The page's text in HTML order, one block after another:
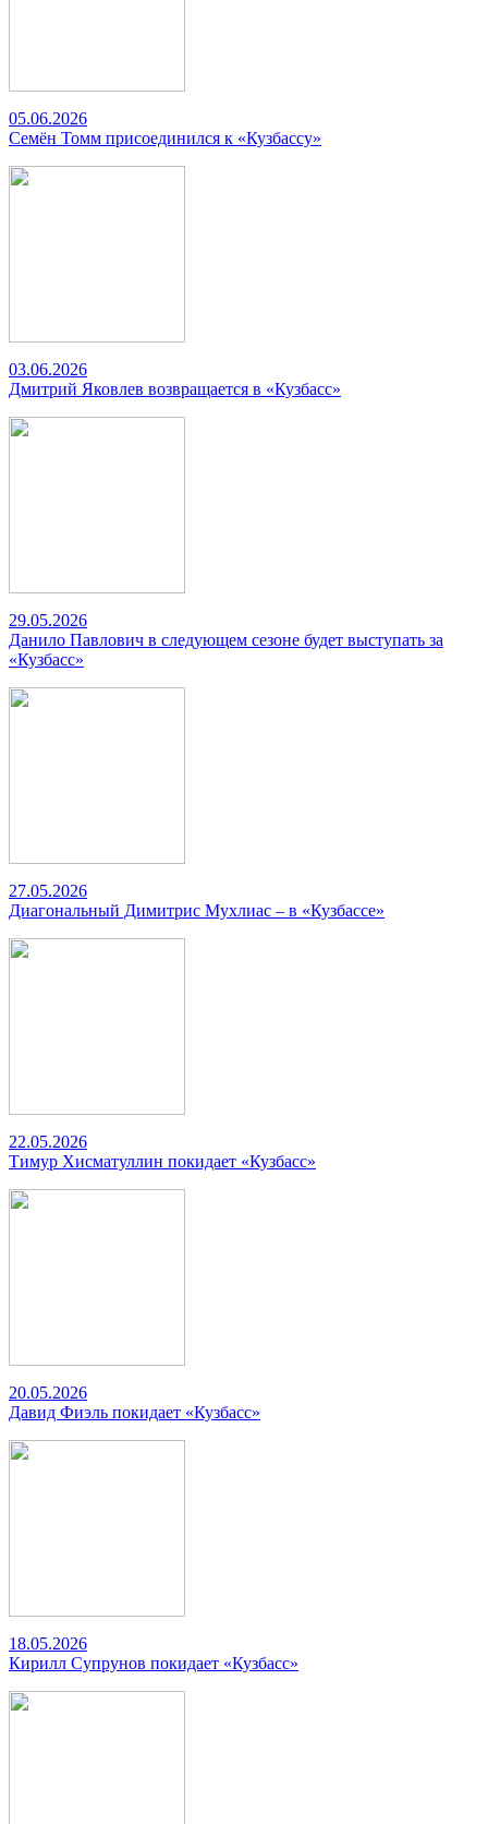
05.06.2026
Семён Томм присоединился к «Кузбассу»
03.06.2026
Дмитрий Яковлев возвращается в «Кузбасс»
29.05.2026
Данило Павлович в следующем сезоне будет выступать за
«Кузбасс»
27.05.2026
Диагональный Димитрис Мухлиас – в «Кузбассе»
22.05.2026
Тимур Хисматуллин покидает «Кузбасс»
20.05.2026
Давид Фиэль покидает «Кузбасс»
18.05.2026
Кирилл Супрунов покидает «Кузбасс»